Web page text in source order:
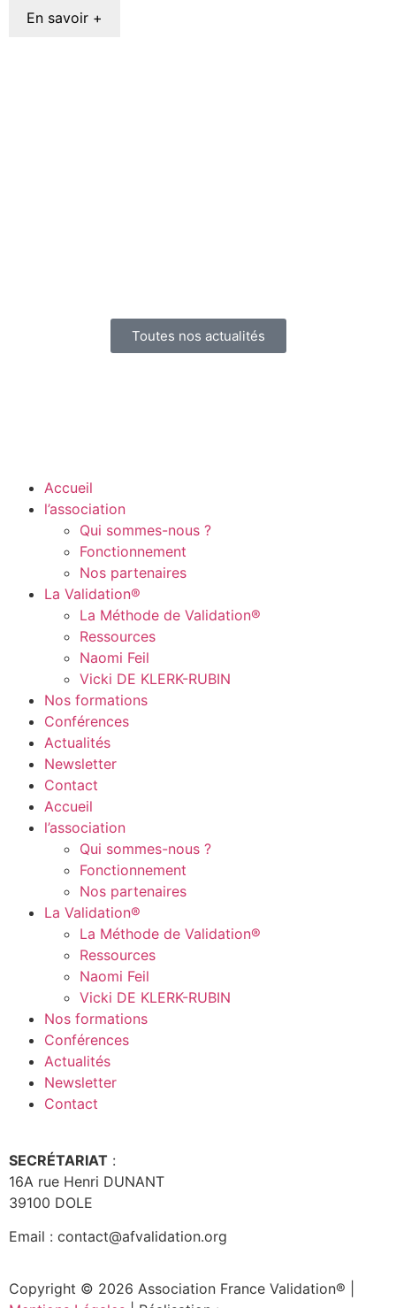
En savoir +
Toutes nos actualités
Accueil
l’association
Qui sommes-nous ?
Fonctionnement
Nos partenaires
La Validation®
La Méthode de Validation®
Ressources
Naomi Feil
Vicki DE KLERK-RUBIN
Nos formations
Conférences
Actualités
Newsletter
Contact
Accueil
l’association
Qui sommes-nous ?
Fonctionnement
Nos partenaires
La Validation®
La Méthode de Validation®
Ressources
Naomi Feil
Vicki DE KLERK-RUBIN
Nos formations
Conférences
Actualités
Newsletter
Contact
SECRÉTARIAT :
16A rue Henri DUNANT
39100 DOLE
Email : contact@afvalidation.org
Copyright © 2026 Association France Validation® |